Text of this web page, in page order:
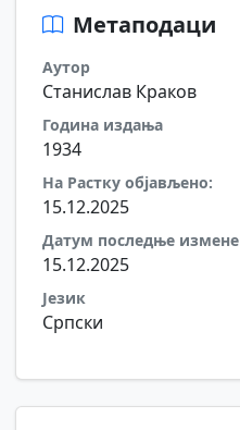
Метаподаци
Аутор
Станислав Краков
Година издања
1934
На Растку објављено:
15.12.2025
Датум последње измене
15.12.2025
Језик
Српски